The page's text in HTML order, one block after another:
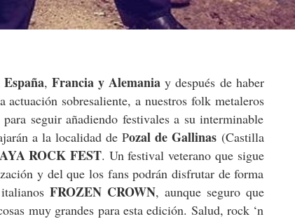
España,Francia y Alemania y después de haber
actuación sobresaliente, a nuestros folk metaleros
seguir añadiendo festivales a su interminable
a la localidad de Pozal de Gallinas (Castilla
ROCK FEST. Un festival veterano que sigue
y del que los fans podrán disfrutar de forma
FROZEN CROWN, aunque seguro que
muy grandes para esta edición. Salud, rock ‘n